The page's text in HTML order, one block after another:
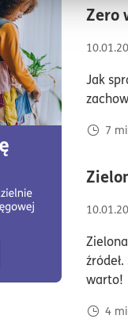
(209)
Zero
Jak
7
warto!
4